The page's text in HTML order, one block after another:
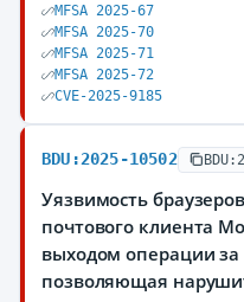
MFSA 2025-67
MFSA 2025-70
MFSA 2025-71
MFSA 2025-72
CVE-2025-9185
BDU:2025-10502
Уязвимость
почтового клиента
выходом операции
позволяющая